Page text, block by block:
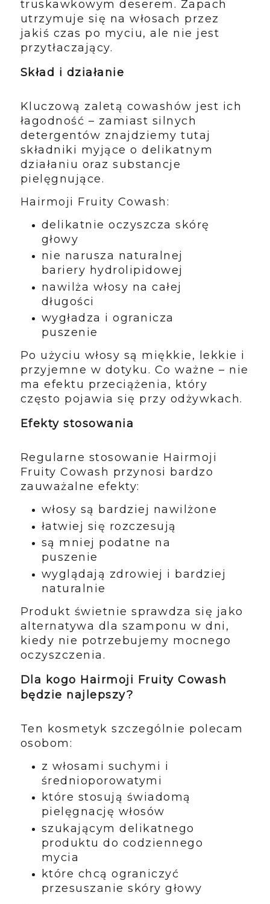
truskawkowym deserem. Zapach
utrzymuje się na włosach przez
jakiś czas po myciu, ale nie jest
przytłaczający.
Skład i działanie
Kluczową zaletą cowashów jest ich
łagodność – zamiast silnych
detergentów znajdziemy tutaj
składniki myjące o delikatnym
działaniu oraz substancje
pielęgnujące.
Hairmoji Fruity Cowash:
delikatnie oczyszcza skórę
głowy
nie narusza naturalnej
bariery hydrolipidowej
nawilża włosy na całej
długości
wygładza i ogranicza
puszenie
Po użyciu włosy są miękkie, lekkie i
przyjemne w dotyku. Co ważne – nie
ma efektu przeciążenia, który
często pojawia się przy odżywkach.
Efekty stosowania
Regularne stosowanie Hairmoji
Fruity Cowash przynosi bardzo
zauważalne efekty:
włosy są bardziej nawilżone
łatwiej się rozczesują
są mniej podatne na
puszenie
wyglądają zdrowiej i bardziej
naturalnie
Produkt świetnie sprawdza się jako
alternatywa dla szamponu w dni,
kiedy nie potrzebujemy mocnego
oczyszczenia.
Dla kogo Hairmoji Fruity Cowash
będzie najlepszy?
Ten kosmetyk szczególnie polecam
osobom:
z włosami suchymi i
średnioporowatymi
które stosują świadomą
pielęgnację włosów
szukającym delikatnego
produktu do codziennego
mycia
które chcą ograniczyć
przesuszanie skóry głowy